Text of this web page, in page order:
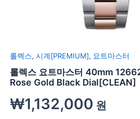
롤렉스, 시계[PREMIUM], 요트마스터
롤렉스 요트마스터 40mm
Rose Gold Black Dial[CLEAN]
₩1,132,000 원